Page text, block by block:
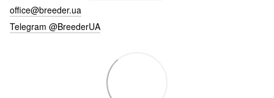
office@breeder.ua
Telegram @BreederUA